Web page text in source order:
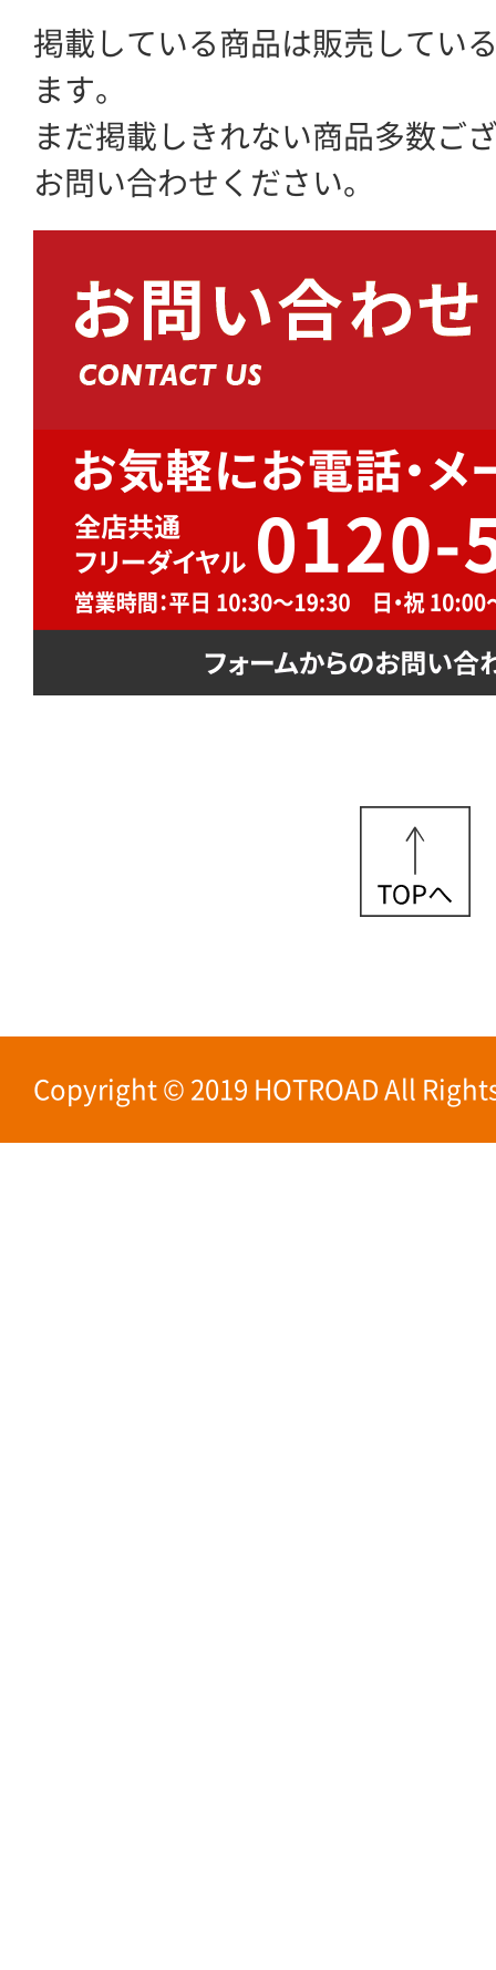
掲載している商品は販売してい
ます。
まだ掲載しきれない商品多数ご
お問い合わせください。
Copyright © 2019 HOTROAD All